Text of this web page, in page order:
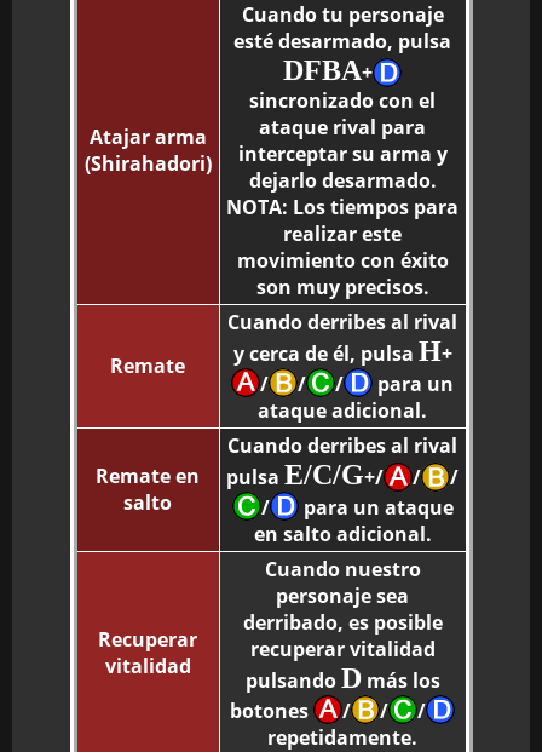
Atajar arma
(Shirahadori)
Cuando tu personaje
esté desarmado, pulsa
DFBA+
sincronizado con el
ataque rival para
interceptar su arma y
dejarlo desarmado.
NOTA: Los tiempos para
realizar este
movimiento con éxito
son muy precisos.
Remate
Cuando derribes al rival
y cerca de él, pulsa H+
/
/ /
para un
ataque adicional.
Remate en
salto
Cuando derribes al rival
pulsa E/C/G+/ /
/
/
para un ataque
en salto adicional.
Recuperar
vitalidad
Cuando nuestro
personaje sea
derribado, es posible
recuperar vitalidad
pulsandoDmás los
botones
/ /
/
repetidamente.